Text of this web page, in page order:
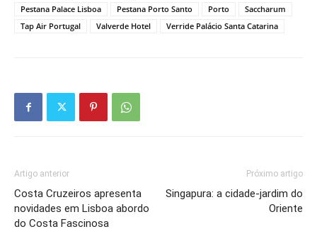
Pestana Palace Lisboa
Pestana Porto Santo Porto
Saccharum
Tap Air Portugal
Valverde Hotel Verride Palácio Santa Catarina
Artigo anterior
Costa Cruzeiros apresenta
novidades em Lisboa abordo
do Costa Fascinosa
Próximo artigo
Singapura: a cidade-jardim do
Oriente